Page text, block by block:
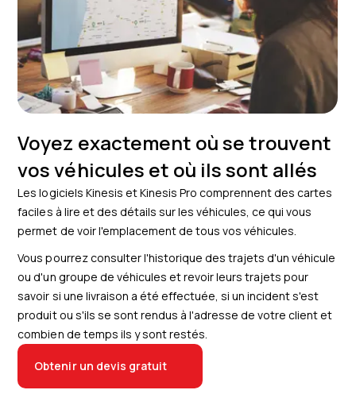
Voyez exactement où se trouvent
vos véhicules et où ils sont allés
Les logiciels Kinesis et Kinesis Pro comprennent des cartes
faciles à lire et des détails sur les véhicules, ce qui vous
permet de voir l'emplacement de tous vos véhicules.
Vous pourrez consulter l'historique des trajets d'un véhicule
ou d'un groupe de véhicules et revoir leurs trajets pour
savoir si une livraison a été effectuée, si un incident s'est
produit ou s'ils se sont rendus à l'adresse de votre client et
combien de temps ils y sont restés.
Obtenir un devis gratuit